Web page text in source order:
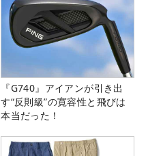
『G740』アイアンが引き出
す“反則級”の寛容性と飛びは
本当だった！